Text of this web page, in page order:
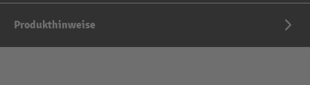
Produkthinweise